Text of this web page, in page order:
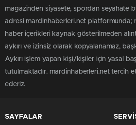
magazinden siyasete, spordan seyahate
adresi mardinhaberleri.net platformunda;
haber içerikleri kaynak gösterilmeden
aykırı ve izinsiz olarak kopyalanamaz,
Aykırı işlem yapan kişi/kişiler için yasal
tutulmaktadır. mardinhaberleri.net tercih
ederiz.
SAYFALAR